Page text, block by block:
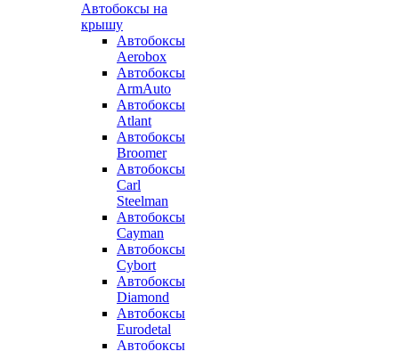
Автобоксы на
крышу
Автобоксы
Aerobox
Автобоксы
ArmAuto
Автобоксы
Atlant
Автобоксы
Broomer
Автобоксы
Carl
Steelman
Автобоксы
Cayman
Автобоксы
Cybort
Автобоксы
Diamond
Автобоксы
Eurodetal
Автобоксы